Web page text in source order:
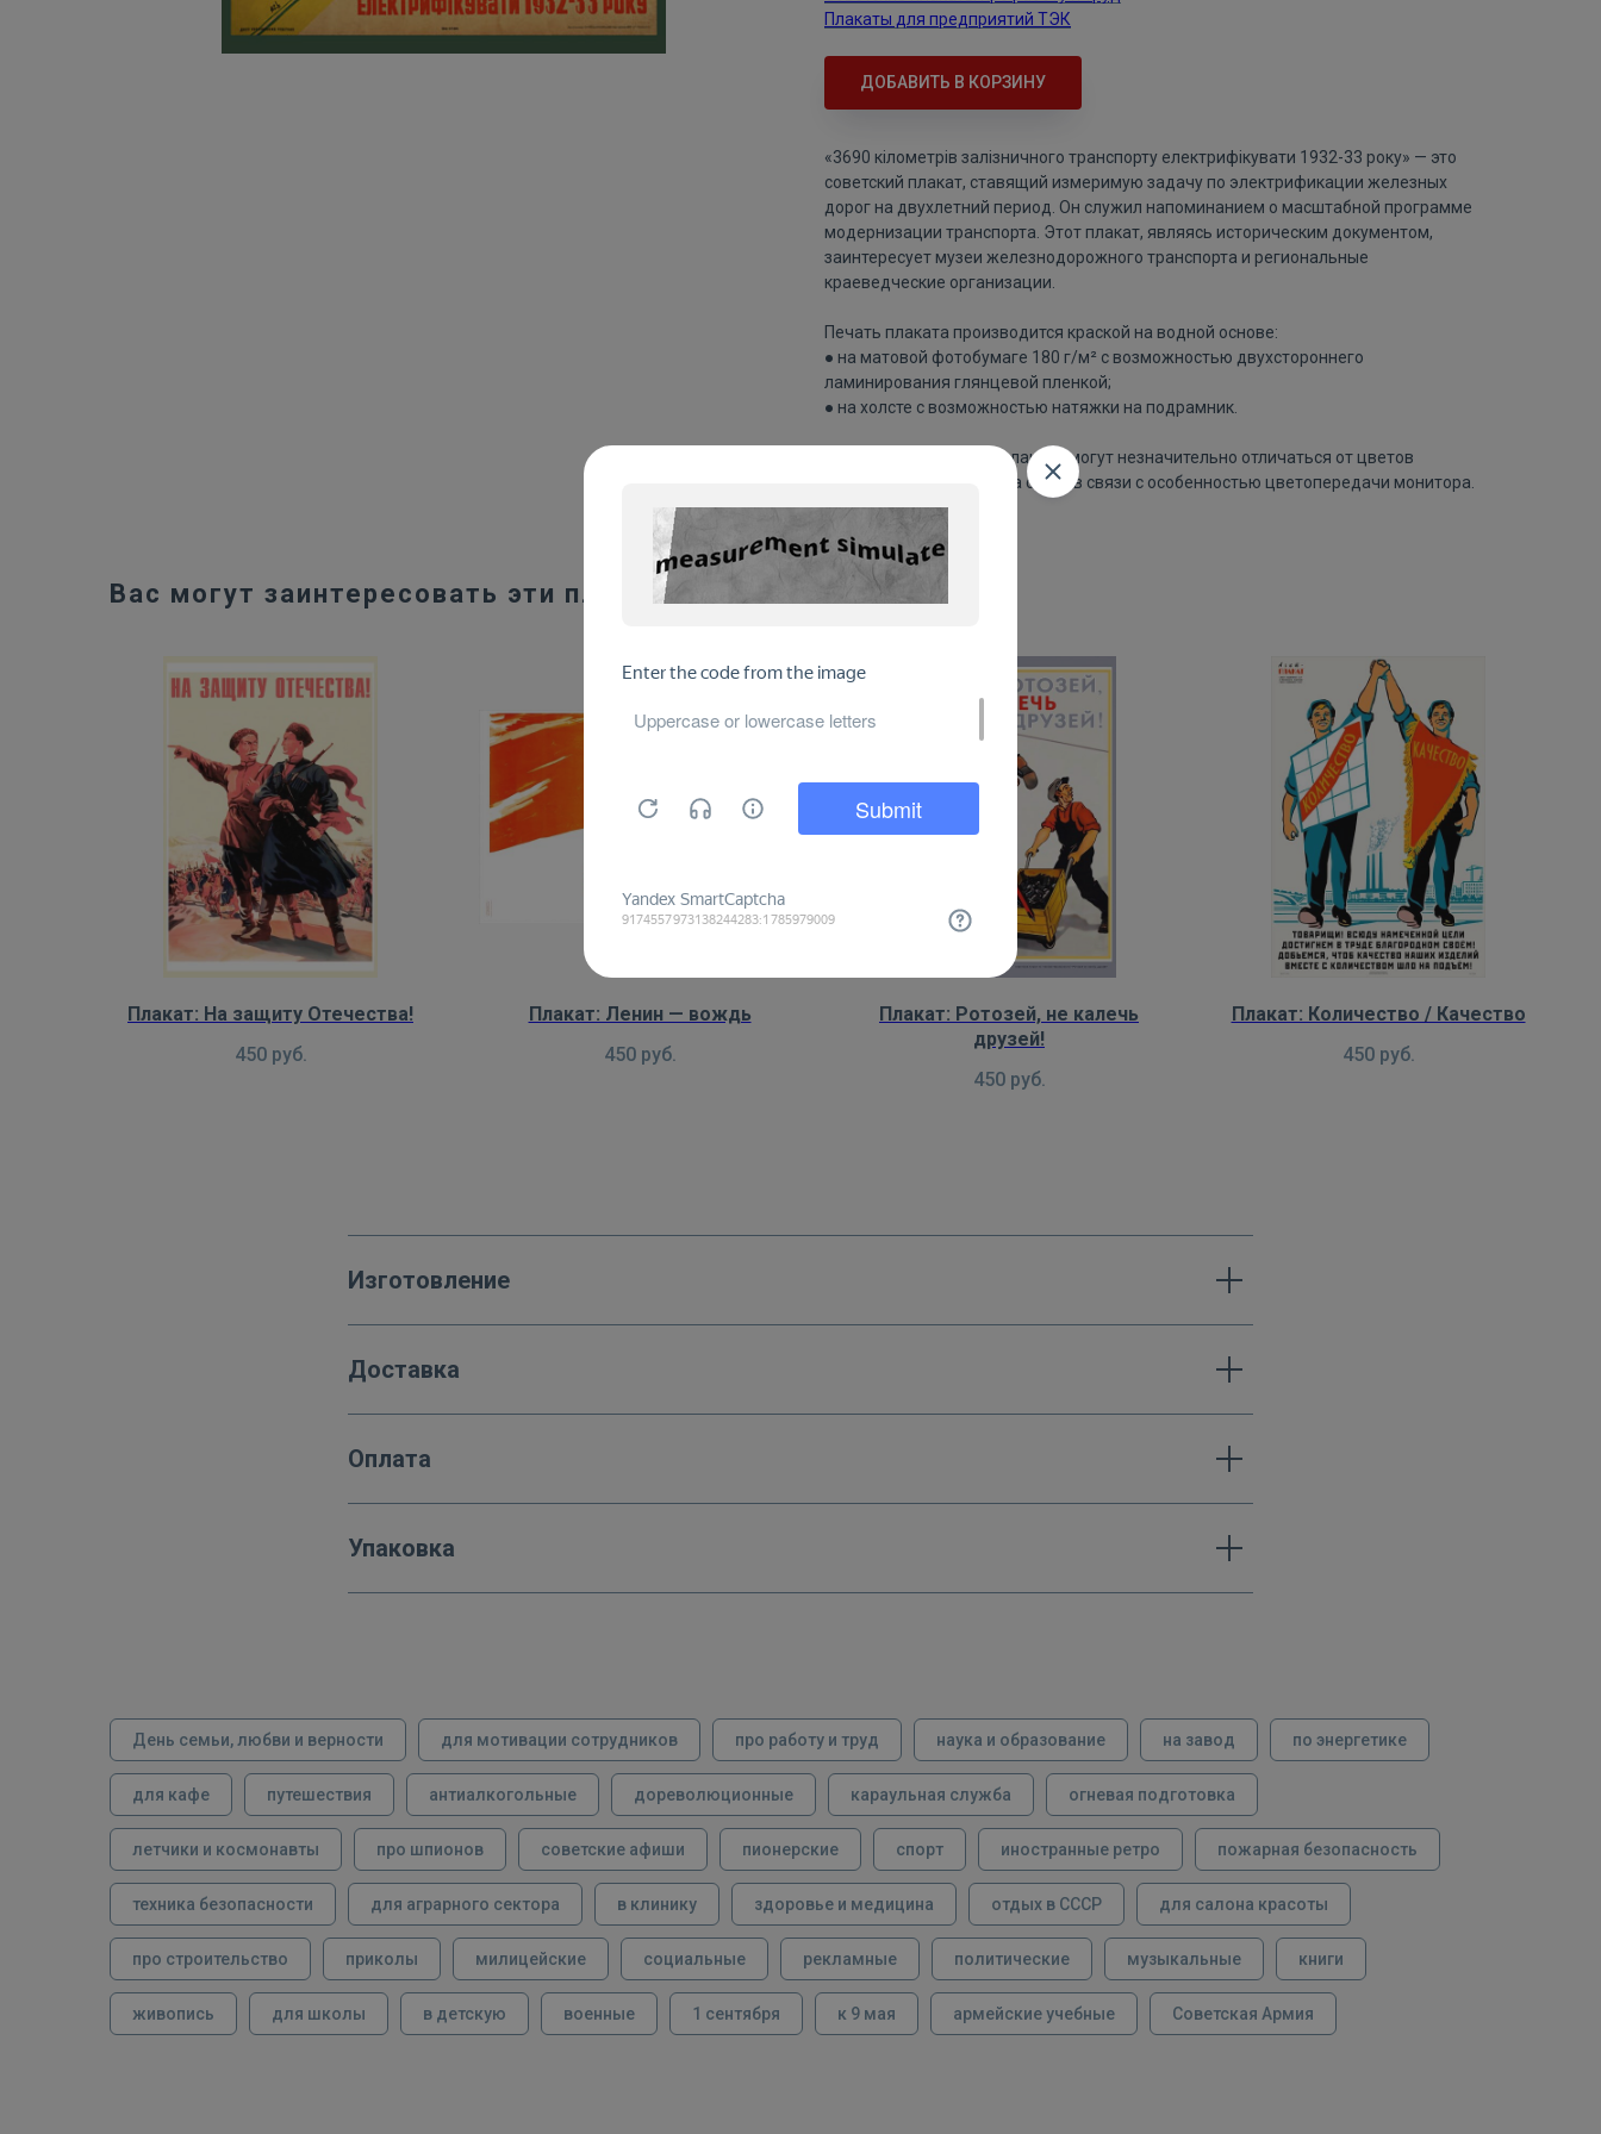
Плакаты для предприятий ТЭК
ДОБАВИТЬ В КОРЗИНУ
«3690 кiлометрiв залiзничного транспорту електрифiкувати 1932-33 року» — это
советский плакат, ставящий измеримую задачу по электрификации железных
дорог на двухлетний период. Он служил напоминанием о масштабной программе
модернизации транспорта. Этот плакат, являясь историческим документом,
заинтересует музеи железнодорожного транспорта и региональные
краеведческие организации.
Печать плаката производится краской на водной основе:
● на матовой фотобумаге 180 г/м² с возможностью двухстороннего
ламинирования глянцевой пленкой;
● на холсте с возможностью натяжки на подрамник.
Цвета напечатанного плаката могут незначительно отличаться от цветов
изображения плаката на сайте в связи с особенностью цветопередачи монитора.
Вас могут заинтересовать эти плакаты:
Плакат: На защиту Отечества!
450 руб.
Плакат: Ленин — вождь
450 руб.
Плакат: Ротозей, не калечь
друзей!
450 руб.
Плакат: Количество / Качество
450 руб.
Изготовление
Доставка
Оплата
Упаковка
День семьи, любви и верности для мотивации сотрудников про работу и труд наука и образование на завод по энергетике
для кафе путешествия антиалкогольные дореволюционные караульная служба огневая подготовка
летчики и космонавты про шпионов советские афиши пионерские спорт иностранные ретро пожарная безопасность
техника безопасности для аграрного сектора в клинику здоровье и медицина отдых в СССР для салона красоты
про строительство приколы милицейские социальные рекламные политические музыкальные книги
живопись для школы в детскую военные 1 сентября к 9 мая армейские учебные Советская Армия